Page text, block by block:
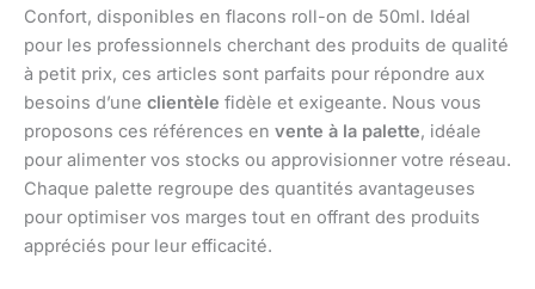
Confort, disponibles en flacons roll-on de 50ml. Idéal
pour les professionnels cherchant des produits de qualité
à petit prix, ces articles sont parfaits pour répondre aux
besoins d’une clientèle fidèle et exigeante. Nous vous
proposons ces références en vente à la palette, idéale
pour alimenter vos stocks ou approvisionner votre réseau.
Chaque palette regroupe des quantités avantageuses
pour optimiser vos marges tout en offrant des produits
appréciés pour leur efficacité.